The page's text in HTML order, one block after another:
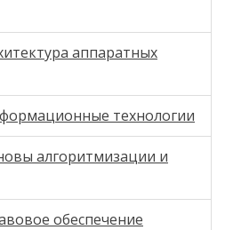
аппаратных
технологии
алгоритмизации и
обеспечение